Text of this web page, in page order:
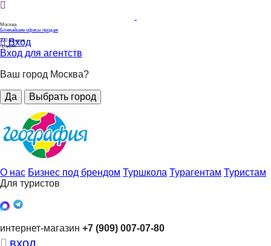
Москва
Ближайшие офисы продаж
320 офисов
продаж
Вход
Вход для агентств
Ваш город Москва?
Да Выбрать город
О нас Бизнес под брендом Туршкола Турагентам Туристам
Для туристов
интернет-магазин +7 (909) 007-07-80
вход